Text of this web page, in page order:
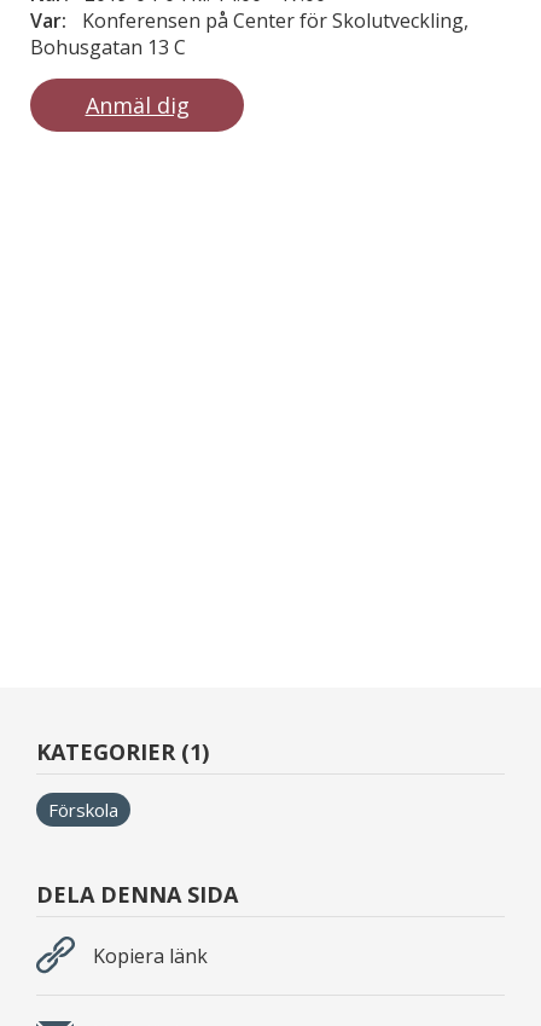
Var:
Konferensen på Center för Skolutveckling,
Bohusgatan 13 C
Anmäl dig
KATEGORIER (1)
Förskola
DELA DENNA SIDA
Kopiera länk